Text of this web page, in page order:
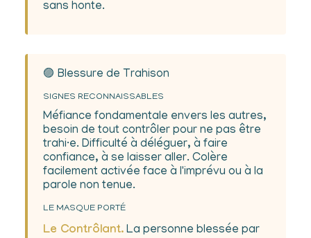
sans honte.
🟣 Blessure de Trahison
SIGNES RECONNAISSABLES
Méfiance fondamentale envers les autres,
besoin de tout contrôler pour ne pas être
trahi·e. Difficulté à déléguer, à faire
confiance, à se laisser aller. Colère
facilement activée face à l'imprévu ou à la
parole non tenue.
LE MASQUE PORTÉ
Le Contrôlant. La personne blessée par